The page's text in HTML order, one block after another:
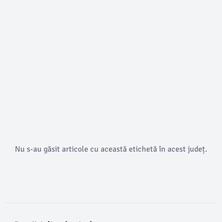
Nu s-au găsit articole cu această etichetă în acest județ.